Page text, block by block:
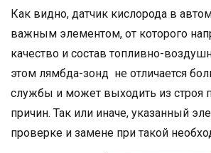
Как видно, датчик кислорода в
важным элементом, от которого
качество и состав топливно-
этом лямбда-зонд не отличается
службы и может выходить из строя
причин. Так или иначе, указанный
проверке и замене при такой